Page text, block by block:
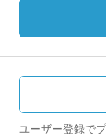
ユーザー登録で